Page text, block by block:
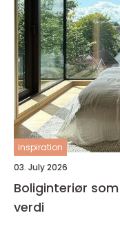
inspiration
03. July 2026
Boliginteriør
verdi